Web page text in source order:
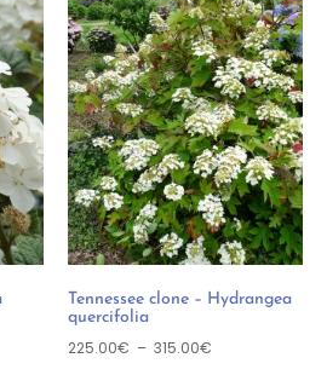
Tennessee clone – Hydrangea
quercifolia
225.00€ – 315.00€